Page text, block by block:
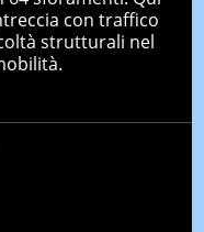
con traffico
strutturali nel